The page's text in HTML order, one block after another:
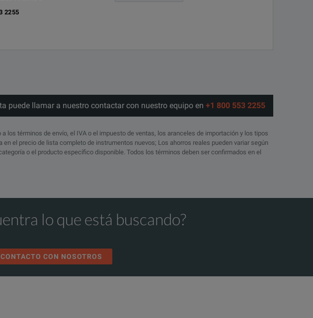
2255
puede llamar a nuestro contactar con nuestro equipo en +1 800 553 2255
términos de envío, el IVA o el impuesto de ventas, los aranceles de importación y los tipos
el precio de lista completo de instrumentos nuevos; Los ahorros reales pueden variar según
o el producto específico disponible. Todos los términos deben ser confirmados en el
lo que está buscando?
CON NOSOTROS